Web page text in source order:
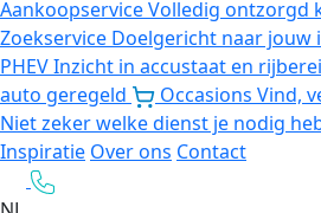
AankoopserviceVolledig ontzorgd
Zoekservice Doelgericht naar jouw
PHEVInzicht in accustaat en
auto geregeld
Occasions Vind,
Niet zeker welke dienst je nodig
Inspiratie Over ons Contact